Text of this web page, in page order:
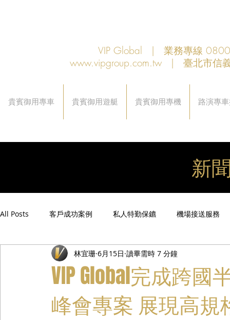
VIP Global | 業務專線
www.vipgroup.com.tw | 臺北市信
貴賓御用專車 貴賓御用遊艇 貴賓御用專機 路演專
新
All Posts 客戶成功案例 私人特勤保鑣 機場接送服務
禮遇通關服務 主管專業司機 活動禮賓接待
VIP Global完成跨
峰會專案 展現高
林宜珊 6月15日 讀畢需時 7 分鐘